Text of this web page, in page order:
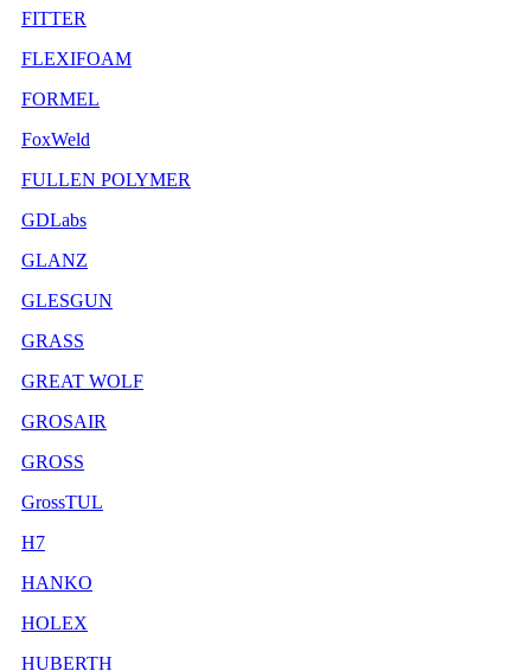
FITTER
FLEXIFOAM
FORMEL
FoxWeld
FULLEN POLYMER
GDLabs
GLANZ
GLESGUN
GRASS
GREAT WOLF
GROSAIR
GROSS
GrossTUL
H7
HANKO
HOLEX
HUBERTH